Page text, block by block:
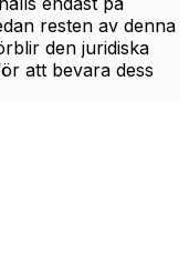
resten av denna
den juridiska
att bevara dess